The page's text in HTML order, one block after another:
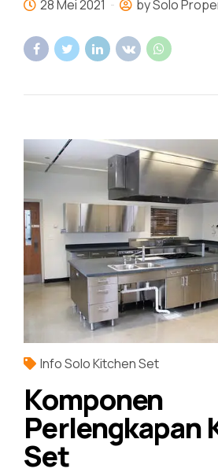
28 Mei 2021 by Solo
Info Solo Kitchen Set
Komponen
Perlengkapan
Set